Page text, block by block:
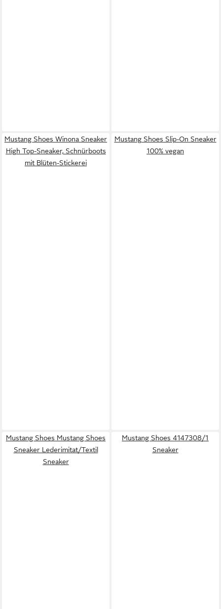
Mustang Shoes Winona Sneaker
High Top-Sneaker, Schnürboots
mit Blüten-Stickerei
Mustang Shoes Slip-On Sneaker
100% vegan
Mustang Shoes Mustang Shoes
Sneaker Lederimitat/Textil
Sneaker
Mustang Shoes 4147308/1
Sneaker